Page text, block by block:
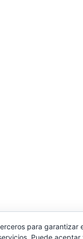
para garantizar
Puede